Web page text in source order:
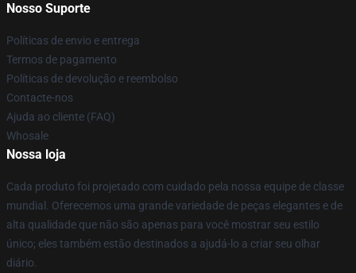
Nosso Suporte
Políticas de envio e entrega
Termos de pagamento
Políticas de devolução e reembolso
Contacte-nos
Ajuda ao cliente (FAQ)
Whosale
Nossa loja
Cada produto foi projetado com cuidado pela nossa equipe de classe
mundial. Oferecemos uma grande variedade de peças elegantes e de
alta qualidade que não são apenas para você mostrar seu estilo
único; eles também estão destinados a ajudá-lo a criar seu olhar
diário.